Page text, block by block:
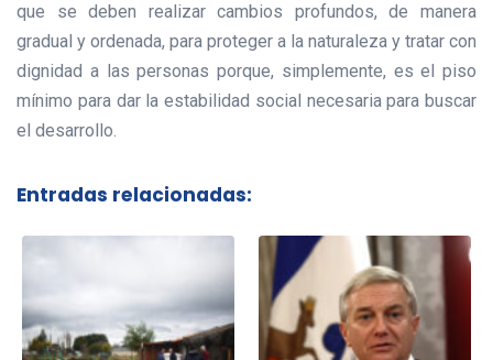
que se deben realizar cambios profundos, de manera
gradual y ordenada, para proteger a la naturaleza y tratar con
dignidad a las personas porque, simplemente, es el piso
mínimo para dar la estabilidad social necesaria para buscar
el desarrollo.
Entradas relacionadas: